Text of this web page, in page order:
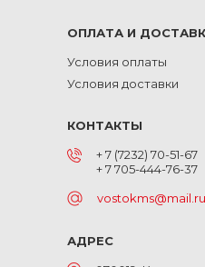
ОПЛАТА И
Условия оплаты
Условия доставки
КОНТАКТЫ
+ 7 (7232) 70-51-67
+ 7 705-444-76-37
vostokms@mail.ru
АДРЕС